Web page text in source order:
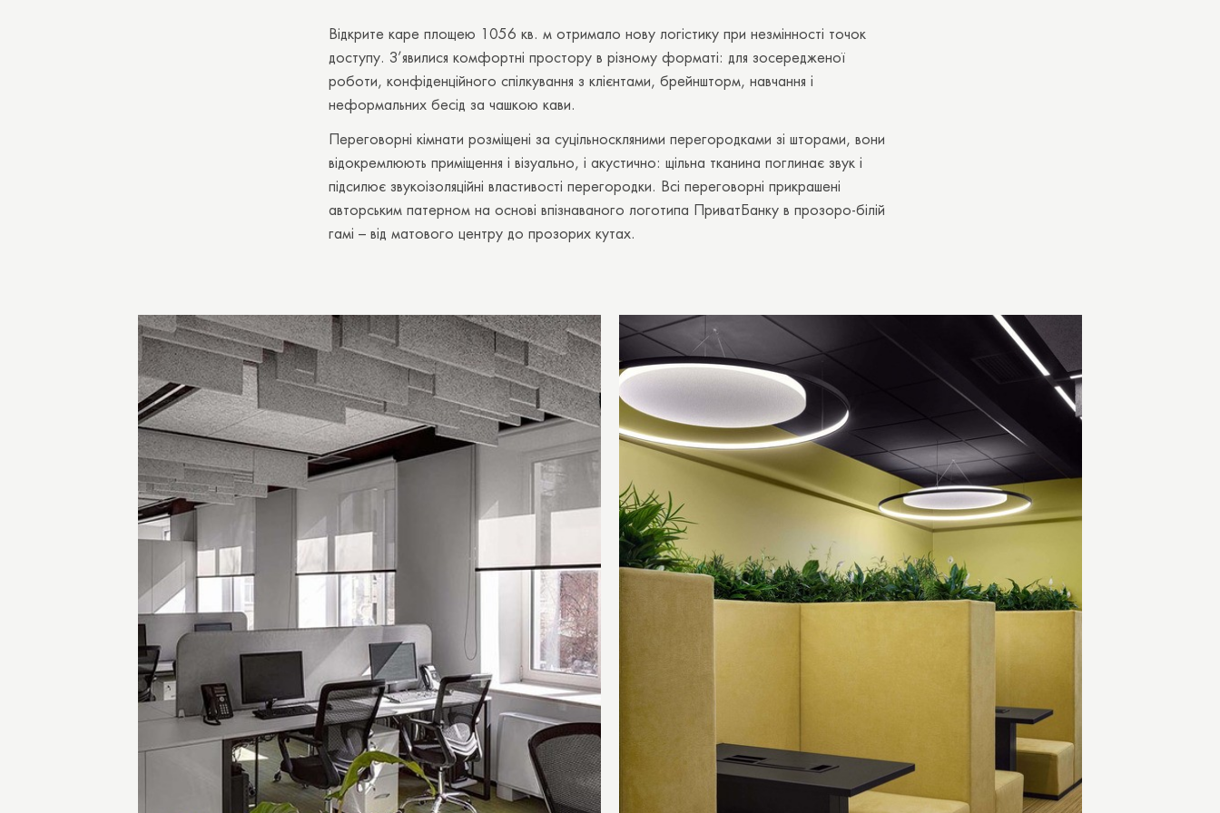
Відкрите каре площею 1056 кв. м отримало нову логістику при незмінності точок
доступу. З’явилися комфортні простору в різному форматі: для зосередженої
роботи, конфіденційного спілкування з клієнтами, брейншторм, навчання і
неформальних бесід за чашкою кави.
Переговорні кімнати розміщені за суцільноскляними перегородками зі шторами, вони
відокремлюють приміщення і візуально, і акустично: щільна тканина поглинає звук і
підсилює звукоізоляційні властивості перегородки. Всі переговорні прикрашені
авторським патерном на основі впізнаваного логотипа ПриватБанку в прозоро-білій
гамі – від матового центру до прозорих кутах.